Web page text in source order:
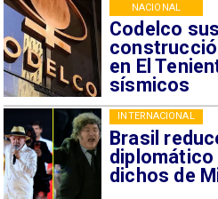
Codelco
en El
sísmicos
NACIONAL
Brasil
dichos de
INTERNACIONAL